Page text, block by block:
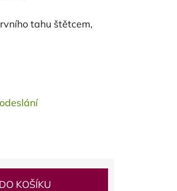
tahu štětcem,
DO KOŠÍKU